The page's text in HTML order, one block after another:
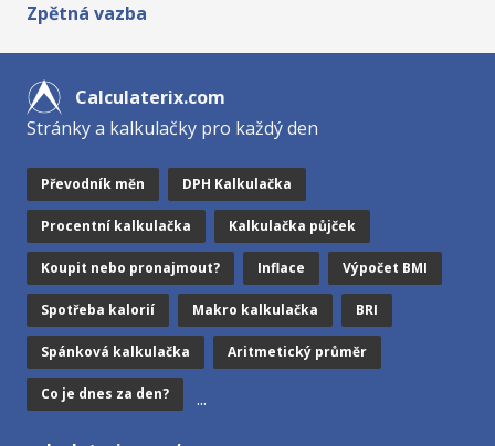
Zpětná vazba
Calculaterix.com
Stránky a kalkulačky pro každý den
Převodník měn DPH Kalkulačka
Procentní kalkulačka Kalkulačka půjček
Koupit nebo pronajmout? Inflace Výpočet BMI
Spotřeba kalorií Makro kalkulačka BRI
Spánková kalkulačka Aritmetický průměr
Co je dnes za den? ...